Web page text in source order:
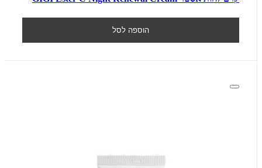
הוספה לסל